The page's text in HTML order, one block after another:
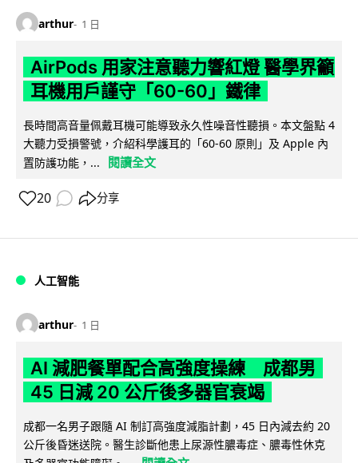
arthur 1 日
AirPods 用家注意聽力響紅燈 醫學界籲
耳機用戶謹守「60-60」鐵律
長時間高音量佩戴耳機可能導致永久性噪音性聽損。本文盤點 4
大聽力受損警號，介紹科學護耳的「60-60 原則」及 Apple 內
置防護功能，...
閱讀全文
20 分享
人工智能
arthur 1 日
AI 減肥餐單配合高強度操練 成都男
45 日減 20 公斤後多器官衰竭
成都一名男子跟隨 AI 制訂高強度減脂計劃，45 日內減去約 20
公斤後昏迷送院。醫生診斷他患上尿源性膿毒症、膿毒性休克